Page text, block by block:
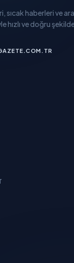
sıcak haberleri ve
hızlı ve doğru